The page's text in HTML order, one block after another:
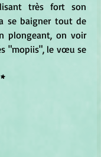
très fort son
se baigner tout de
plongeant, on voir
"mopiis", le vœu se
*